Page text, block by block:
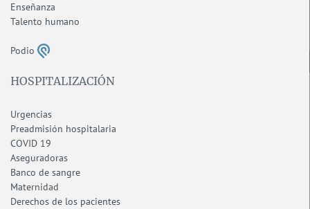
Enseñanza
Talento humano
Podio
HOSPITALIZACIÓN
Urgencias
Preadmisión hospitalaria
COVID 19
Aseguradoras
Banco de sangre
Maternidad
Derechos de los pacientes